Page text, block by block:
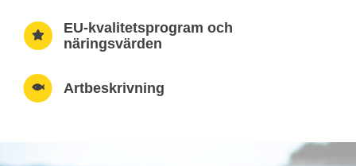
EU-kvalitetsprogram och
näringsvärden
Artbeskrivning